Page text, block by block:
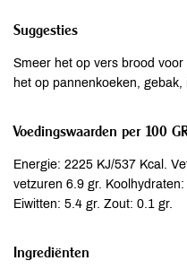
Suggesties
Smeer het op vers brood
het op pannenkoeken,
Voedingswaarden per 100
Energie: 2225 KJ/537 Kcal.
vetzuren 6.9 gr.
Eiwitten: 5.4 gr. Zout: 0.1 gr.
Ingrediënten